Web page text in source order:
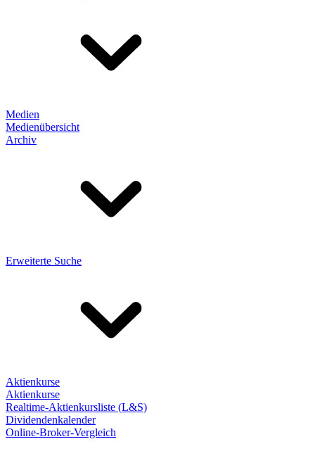
Medien
Medienübersicht
Archiv
Erweiterte Suche
Aktienkurse
Aktienkurse
Realtime-Aktienkursliste (L&S)
Dividendenkalender
Online-Broker-Vergleich